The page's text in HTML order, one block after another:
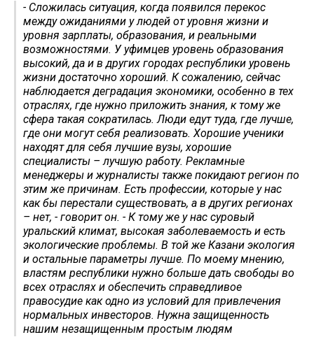
- Сложилась ситуация, когда появился перекос
между ожиданиями у людей от уровня жизни и
уровня зарплаты, образования, и реальными
возможностями. У уфимцев уровень образования
высокий, да и в других городах республики уровень
жизни достаточно хороший. К сожалению, сейчас
наблюдается деградация экономики, особенно в тех
отраслях, где нужно приложить знания, к тому же
сфера такая сократилась. Люди едут туда, где лучше,
где они могут себя реализовать. Хорошие ученики
находят для себя лучшие вузы, хорошие
специалисты – лучшую работу. Рекламные
менеджеры и журналисты также покидают регион по
этим же причинам. Есть профессии, которые у нас
как бы перестали существовать, а в других регионах
– нет, - говорит он. - К тому же у нас суровый
уральский климат, высокая заболеваемость и есть
экологические проблемы. В той же Казани экология
и остальные параметры лучше. По моему мнению,
властям республики нужно больше дать свободы во
всех отраслях и обеспечить справедливое
правосудие как одно из условий для привлечения
нормальных инвесторов. Нужна защищенность
нашим незащищенным простым людям